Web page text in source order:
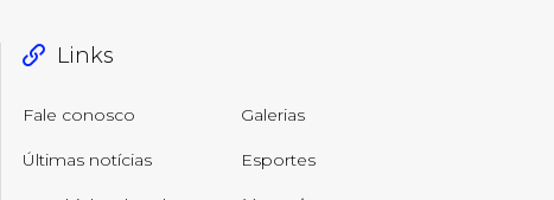
Links
Fale conosco Galerias
Últimas notícias Esportes